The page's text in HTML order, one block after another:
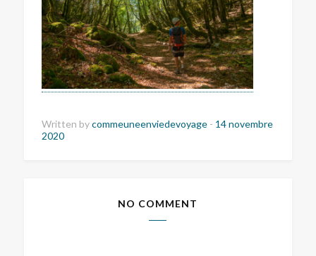
Written bycommeuneenviedevoyage - 14 novembre
2020
NO COMMENT